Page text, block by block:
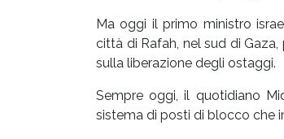
Ma oggi il primo ministro
città di Rafah, nel sud di
sulla liberazione degli ostaggi.
Sempre oggi, il quotidiano
sistema di posti di blocco che